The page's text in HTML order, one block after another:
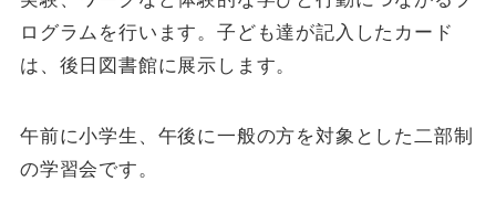
ログラムを行います。子ども達が記入したカード
は、後日図書館に展示します。
午前に小学生、午後に一般の方を対象とした二部制
の学習会です。